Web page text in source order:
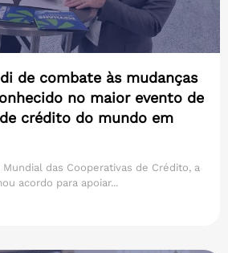
de combate às mudanças
no maior evento de
crédito do mundo em
das Cooperativas de Crédito, a
acordo para apoiar...